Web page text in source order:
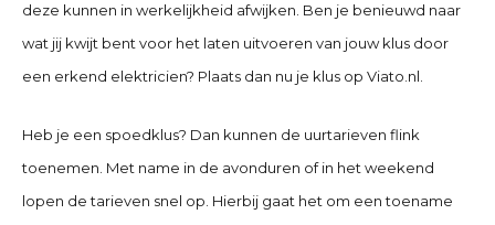
deze kunnen in werkelijkheid afwijken. Ben je benieuwd naar
wat jij kwijt bent voor het laten uitvoeren van jouw klus door
een erkend elektricien? Plaats dan nu je klus op Viato.nl.
Heb je een spoedklus? Dan kunnen de uurtarieven flink
toenemen. Met name in de avonduren of in het weekend
lopen de tarieven snel op. Hierbij gaat het om een toename